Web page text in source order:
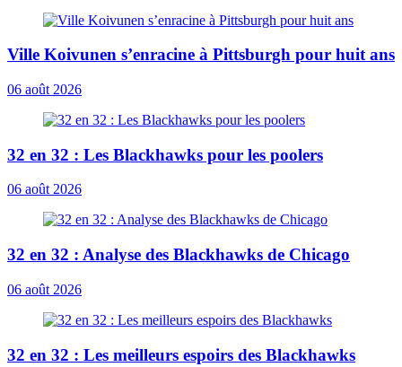
Ville Koivunen s’enracine à Pittsburgh pour huit ans
06 août 2026
32 en 32 : Les Blackhawks pour les poolers
06 août 2026
32 en 32 : Analyse des Blackhawks de Chicago
06 août 2026
32 en 32 : Les meilleurs espoirs des Blackhawks